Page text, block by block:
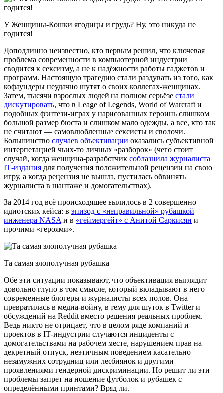
У Женщины-Кошки ягодицы и грудь? Ну, это никуда не
годится!
Доподлинно неизвестно, кто первым решил, что ключевая
проблема современности в компьютерной индустрии
сводится к сексизму, а не к надёжности работы гаджетов и
программ. Настоящую трагедию стали раздувать из того, как
кофаундеры неудачно шутят о своих коллегах-женщинах.
Затем, тысячи взрослых людей на полном серьёзе стали
дискутировать, что в Leage of Legends, World of Warcraft и
подобных фэнтези-играх у нарисованных героинь слишком
большой размер бюста и слишком мало одежды, а все, кто так
не считают — самовлюбленные сексисты и сволочи.
Большинство случаев объективации оказались субъективной
интерпетацией чьих-то личных «разборок» (чего стоит
случай, когда женщина-разработчик соблазнила журналиста
ІТ-издания для получения положительной рецензии на свою
игру, а когда рецензия не вышла, пустилась обвинять
журналиста в шантаже и домогательствах).
За 2014 год всё происходящее вылилось в 2 совершенно
идиотских кейса: в эпизод с «неправильной» рубашкой
инженера NASA и в «геймергейт» с Анитой Саркисян и
прочими «героями».
Та самая злополучная рубашка
Обе эти ситуации показывают, что объективация выглядит
довольно глупо в том смысле, который вкладывают в него
современные блогеры и журналисты всех полов. Она
превратилась в медиа-войну, в тему для шуток в Twitter и
обсуждений на Reddit вместо решения реальных проблем.
Ведь никто не отрицает, что в целом ряде компаний и
проектов в ІТ-индустрии случаются инциденты с
домогательствами на рабочем месте, нарушением прав на
декретный отпуск, неэтичным поведением касательно
незамужних сотрудниц или лесбиянок и другими
проявлениями гендерной дискриминации. Но решит ли эти
проблемы запрет на ношение футболок и рубашек с
определёнными принтами? Вряд ли.